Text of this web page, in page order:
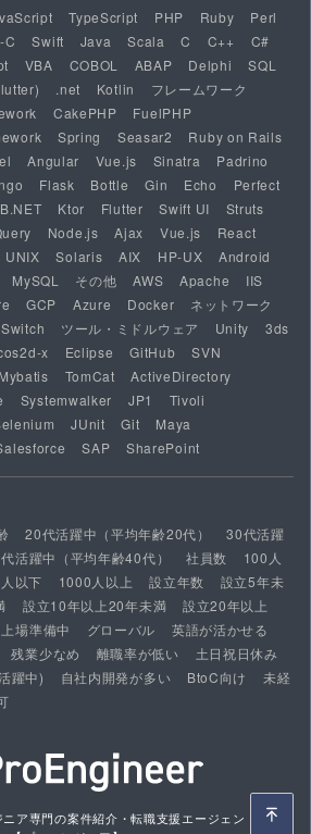
TypeScript PHP Ruby
Perl
C Swift Java Scala C C++
C#
VBA COBOL ABAP Delphi
SQL
.net Kotlin
フレームワーク
CakePHP
FuelPHP
Spring Seasar2
Ruby on Rails
Angular Vue.js Sinatra
Padrino
Flask Bottle Gin Echo
Perfect
Ktor Flutter Swift UI
Struts
Node.js Ajax Vue.js
React
UNIX Solaris AIX HP-UX
Android
MySQL その他 AWS Apache
IIS
GCP Azure Docker
ネットワーク
ツール・ミドルウェア Unity
3ds
x Eclipse GitHub
SVN
Mybatis TomCat
ActiveDirectory
Systemwalker JP1
Tivoli
JUnit Git
Maya
SAP SharePoint
20代活躍中（平均年齢20代）
30代活躍
活躍中（平均年齢40代） 社員数
100人
以下 1000人以上 設立年数
設立5年未
設立10年以上20年未満
設立20年以上
上場準備中 グローバル
英語が活かせる
残業少なめ 離職率が低い
土日祝日休み
躍中)
自社内開発が多い BtoC向け
未経
ア専門の案件紹介・転職支援エージェント